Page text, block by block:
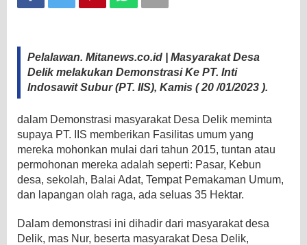
Pelalawan. Mitanews.co.id | Masyarakat Desa
Delik melakukan Demonstrasi Ke PT. Inti
Indosawit Subur (PT. IIS), Kamis ( 20 /01/2023 ).
dalam Demonstrasi masyarakat Desa Delik meminta
supaya PT. IIS memberikan Fasilitas umum yang
mereka mohonkan mulai dari tahun 2015, tuntan atau
permohonan mereka adalah seperti: Pasar, Kebun
desa, sekolah, Balai Adat, Tempat Pemakaman Umum,
dan lapangan olah raga, ada seluas 35 Hektar.
Dalam demonstrasi ini dihadir dari masyarakat desa
Delik, mas Nur, beserta masyarakat Desa Delik,